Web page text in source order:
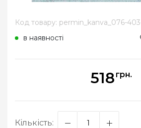
Код товару: permin_kanva_076-
в наявності
518 грн.
Кількість: